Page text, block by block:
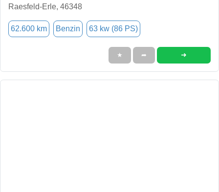
Raesfeld-Erle, 46348
62.600 km Benzin 63 kw (86 PS)
★ ➦ ➜